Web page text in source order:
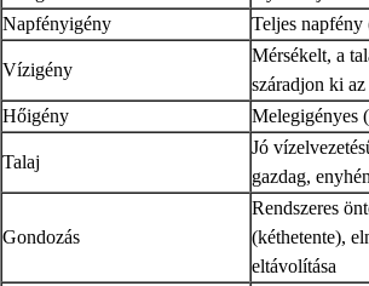
Napfényigény
Teljes
Vízigény
Mérsékelt, a
száradjon ki
Hőigény
Melegigényes
Talaj
Jó
gazdag,
Gondozás
Rendszeres
(kéthetente),
eltávolítása